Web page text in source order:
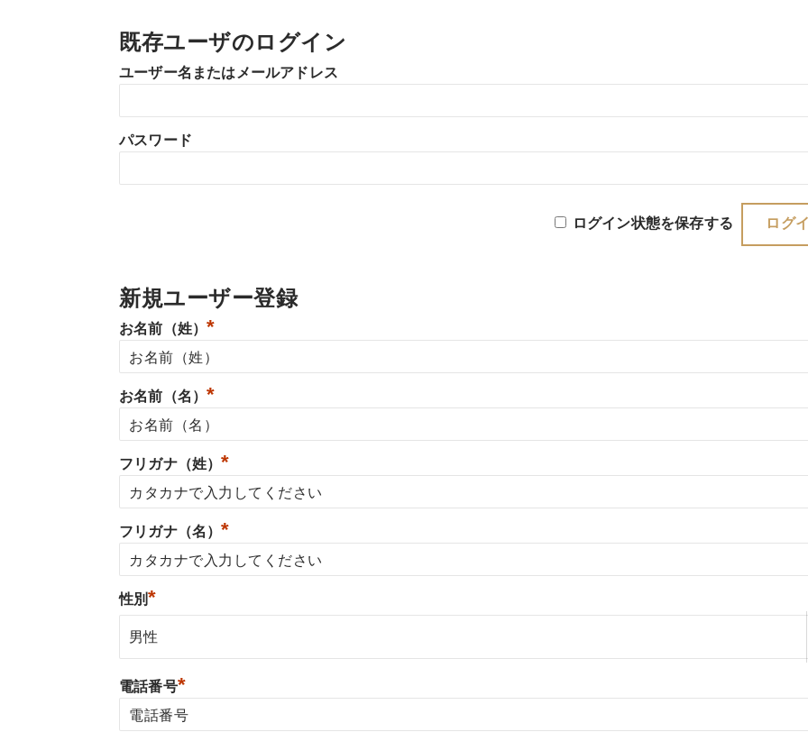
既存ユーザのログイン
ユーザー名またはメールアドレス
パスワード
ログイン状態を保存する
新規ユーザー登録
お名前（姓）*
お名前（名）*
フリガナ（姓）*
フリガナ（名）*
性別*
電話番号*